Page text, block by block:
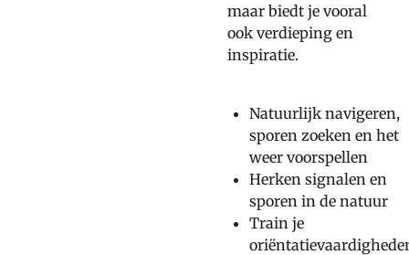
maar biedt je vooral
ook verdieping en
inspiratie.
Natuurlijk navigeren,
sporen zoeken en het
weer voorspellen
Herken signalen en
sporen in de natuur
Train je